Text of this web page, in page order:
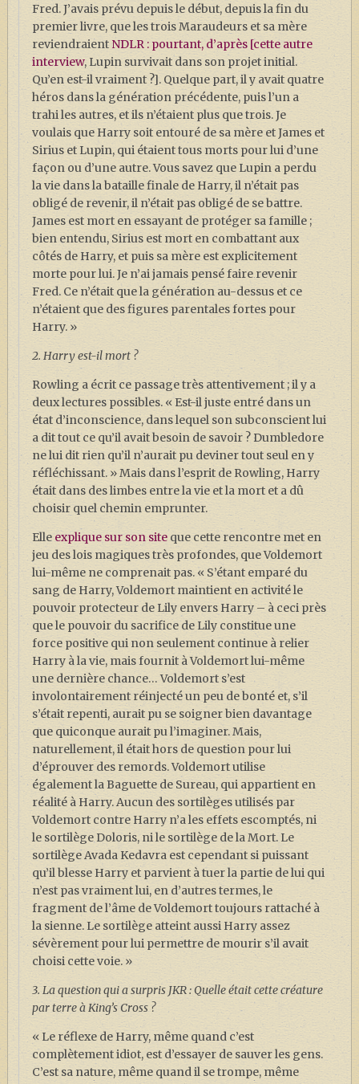
Fred. J’avais prévu depuis le début, depuis la fin du
premier livre, que les trois Maraudeurs et sa mère
reviendraient NDLR : pourtant, d’après [cette autre
interview, Lupin survivait dans son projet initial.
Qu’en est-il vraiment ?]. Quelque part, il y avait quatre
héros dans la génération précédente, puis l’un a
trahi les autres, et ils n’étaient plus que trois. Je
voulais que Harry soit entouré de sa mère et James et
Sirius et Lupin, qui étaient tous morts pour lui d’une
façon ou d’une autre. Vous savez que Lupin a perdu
la vie dans la bataille finale de Harry, il n’était pas
obligé de revenir, il n’était pas obligé de se battre.
James est mort en essayant de protéger sa famille ;
bien entendu, Sirius est mort en combattant aux
côtés de Harry, et puis sa mère est explicitement
morte pour lui. Je n’ai jamais pensé faire revenir
Fred. Ce n’était que la génération au-dessus et ce
n’étaient que des figures parentales fortes pour
Harry. »
2. Harry est-il mort ?
Rowling a écrit ce passage très attentivement ; il y a
deux lectures possibles. « Est-il juste entré dans un
état d’inconscience, dans lequel son subconscient lui
a dit tout ce qu’il avait besoin de savoir ? Dumbledore
ne lui dit rien qu’il n’aurait pu deviner tout seul en y
réfléchissant. » Mais dans l’esprit de Rowling, Harry
était dans des limbes entre la vie et la mort et a dû
choisir quel chemin emprunter.
Elle explique sur son site que cette rencontre met en
jeu des lois magiques très profondes, que Voldemort
lui-même ne comprenait pas. « S’étant emparé du
sang de Harry, Voldemort maintient en activité le
pouvoir protecteur de Lily envers Harry – à ceci près
que le pouvoir du sacrifice de Lily constitue une
force positive qui non seulement continue à relier
Harry à la vie, mais fournit à Voldemort lui-même
une dernière chance… Voldemort s’est
involontairement réinjecté un peu de bonté et, s’il
s’était repenti, aurait pu se soigner bien davantage
que quiconque aurait pu l’imaginer. Mais,
naturellement, il était hors de question pour lui
d’éprouver des remords. Voldemort utilise
également la Baguette de Sureau, qui appartient en
réalité à Harry. Aucun des sortilèges utilisés par
Voldemort contre Harry n’a les effets escomptés, ni
le sortilège Doloris, ni le sortilège de la Mort. Le
sortilège Avada Kedavra est cependant si puissant
qu’il blesse Harry et parvient à tuer la partie de lui qui
n’est pas vraiment lui, en d’autres termes, le
fragment de l’âme de Voldemort toujours rattaché à
la sienne. Le sortilège atteint aussi Harry assez
sévèrement pour lui permettre de mourir s’il avait
choisi cette voie. »
3. La question qui a surpris JKR : Quelle était cette créature
par terre à King’s Cross ?
« Le réflexe de Harry, même quand c’est
complètement idiot, est d’essayer de sauver les gens.
C’est sa nature, même quand il se trompe, même